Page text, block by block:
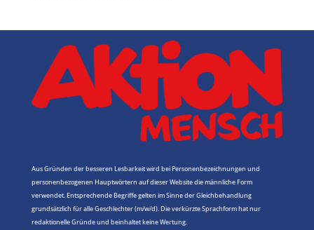
Aus Gründen der besseren Lesbarkeit wird bei Personenbezeichnungen und
personenbezogenen Hauptwörtern auf dieser Website die männliche Form
verwendet. Entsprechende Begriffe gelten im Sinne der Gleichbehandlung
grundsätzlich für alle Geschlechter (m/w/d). Die verkürzte Sprachform hat nur
redaktionelle Gründe und beinhaltet keine Wertung.